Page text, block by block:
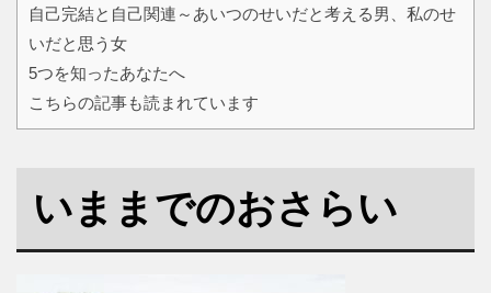
自己完結と自己関連～あいつのせいだと考える男、私のせ
いだと思う女
5つを知ったあなたへ
こちらの記事も読まれています
いままでのおさらい